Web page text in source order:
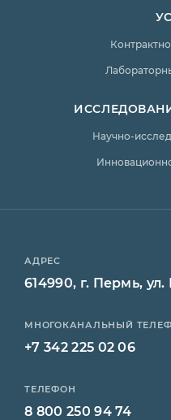
Научно-
АДРЕС
614990, г. Пермь,
МНОГОКАНАЛЬНЫЙ
+7 342 225 02 06
ТЕЛЕФОН
8 800 250 94 74